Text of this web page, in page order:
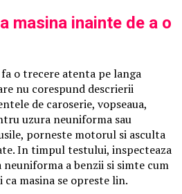
masina inainte de a o
o trecere atenta pe langa
nu corespund descrierii
de caroserie, vopseaua,
uzura neuniforma sau
porneste motorul si asculta
In timpul testului, inspecteaza
a benzii si simte cum
masina se opreste lin.